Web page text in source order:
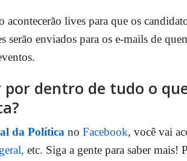
acontecerão lives para que os
serão enviados para os e-mails de
dentro de tudo o
da Política no Facebook, você vai
geral, etc. Siga a gente para saber